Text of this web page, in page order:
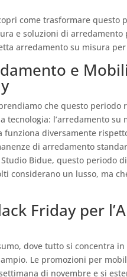
come trasformare questo
e soluzioni di arredamento
arredamento su misura
e
che questo periodo
l’arredamento su
funziona diversamente
di arredamento
Bidue, questo periodo
considerano un lusso, ma
Friday per
dove tutto si concentra
Le promozioni per
di novembre e si